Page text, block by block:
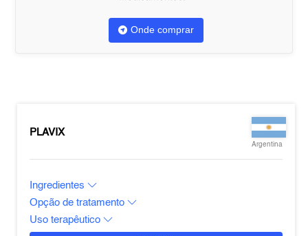
Onde comprar
PLAVIX
Argentina
Ingredientes
Opção de tratamento
Uso terapêutico